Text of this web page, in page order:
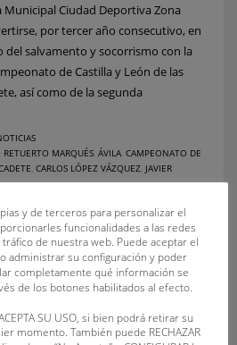
Ciudad Deportiva Zona
por tercer año consecutivo, en
salvamento y socorrismo con la
de Castilla y León de las
así como de la segunda
RETUERTO MARQUÉS ÁVILA CAMPEONATO DE
CARLOS LÓPEZ VÁZQUEZ JAVIER
y de terceros para personalizar el
funcionalidades a las redes
de nuestra web. Puede aceptar el
administrar su configuración y poder
completamente qué información se
de los botones habilitados al efecto.
SU USO, si bien podrá retirar su
momento. También puede RECHAZAR